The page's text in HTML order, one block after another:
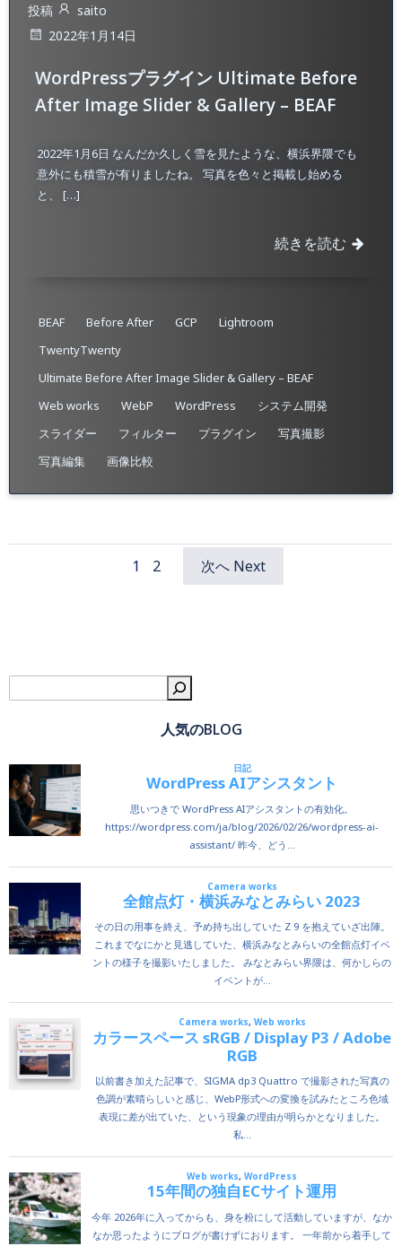
投稿
saito
2022年1月14日
WordPressプラグイン Ultimate Before
After Image Slider & Gallery – BEAF
2022年1月6日 なんだか久しく雪を見たような、横浜界隈でも
意外にも積雪が有りましたね。 写真を色々と掲載し始める
と、 […]
続きを読む
BEAF Before After GCP
Lightroom
TwentyTwenty
Ultimate Before After Image Slider & Gallery – BEAF
Web works
WebP WordPress
システム開発
スライダー
フィルター プラグイン
写真撮影
写真編集
画像比較
Posts
Page
1 Page
2
Posts
次へ Next
人気のBLOG